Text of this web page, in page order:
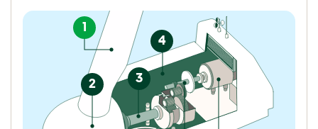
1
2 3
4